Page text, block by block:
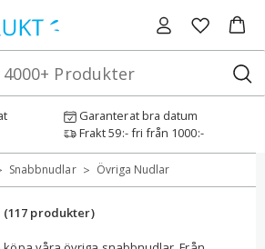
Garanterat bra datum
Frakt 59:- fri från 1000:-
Snabbnudlar > Övriga Nudlar
(117 produkter)